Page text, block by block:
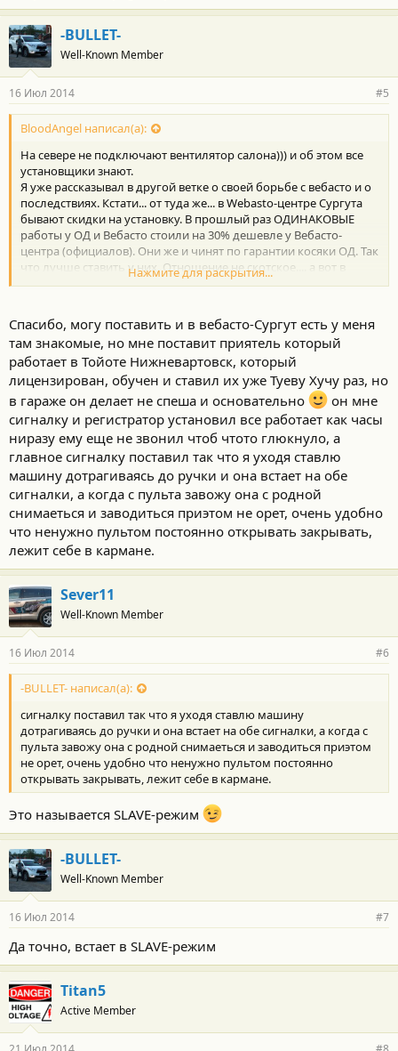
-BULLET-
Well-Known Member
16 Июл 2014 #5
BloodAngel написал(а):
На севере не подключают вентилятор салона))) и об этом все
установщики знают.
Я уже рассказывал в другой ветке о своей борьбе с вебасто и о
последствиях. Кстати... от туда же... в Webasto-центре Сургута
бывают скидки на установку. В прошлый раз ОДИНАКОВЫЕ
работы у ОД и Вебасто стоили на 30% дешевле у Вебасто-
центра (официалов). Они же и чинят по гарантии косяки ОД. Так
что лучше ставить у них. Отношение не скотское.... а вот в
случае когда ставишь на стороне... хоть гарантия на вебасто
заставили вебасто-Сургут поработать (мой случай). Ставил у ОД
ЕКБ. Остальное тут -http://highlander-
autoclub.ru/forum/index.php?threads/Пара-глупых-
вопросов.8183/page-9#post-167931
Нажмите для раскрытия...
Спасибо, могу поставить и в вебасто-Сургут есть у меня
там знакомые, но мне поставит приятель который
работает в Тойоте Нижневартовск, который
лицензирован, обучен и ставил их уже Туеву Хучу раз, но
в гараже он делает не спеша и основательно
он мне
сигналку и регистратор установил все работает как часы
ниразу ему еще не звонил чтоб чтото глюкнуло, а
главное сигналку поставил так что я уходя ставлю
машину дотрагиваясь до ручки и она встает на обе
сигналки, а когда с пульта завожу она с родной
снимаеться и заводиться приэтом не орет, очень удобно
что ненужно пультом постоянно открывать закрывать,
лежит себе в кармане.
Sever11
Well-Known Member
16 Июл 2014 #6
-BULLET- написал(а):
сигналку поставил так что я уходя ставлю машину
дотрагиваясь до ручки и она встает на обе сигналки, а когда с
пульта завожу она с родной снимаеться и заводиться приэтом
не орет, очень удобно что ненужно пультом постоянно
открывать закрывать, лежит себе в кармане.
Это называется SLAVE-режим
-BULLET-
Well-Known Member
16 Июл 2014 #7
Да точно, встает в SLAVE-режим
Titan5
Active Member